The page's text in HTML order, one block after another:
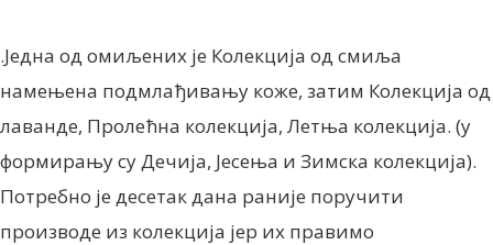
.Једна од омиљених је Колекција од смиља
намењена подмлађивању коже, затим Колекција од
лаванде, Пролећна колекција, Летња колекција. (у
формирању су Дечија, Јесења и Зимска колекција).
Потребно је десетак дана раније поручити
производе из колекција јер их правимо